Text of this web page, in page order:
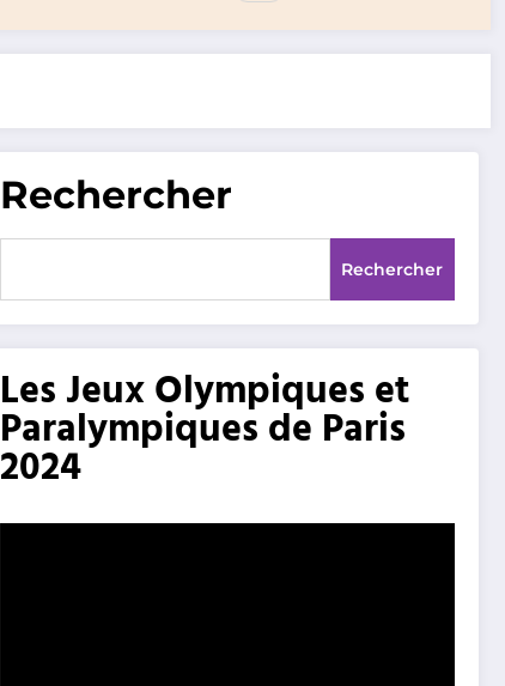
Rechercher
Rechercher
Les Jeux Olympiques et
Paralympiques de Paris
2024